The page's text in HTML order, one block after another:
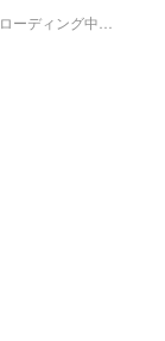
ローディング中…